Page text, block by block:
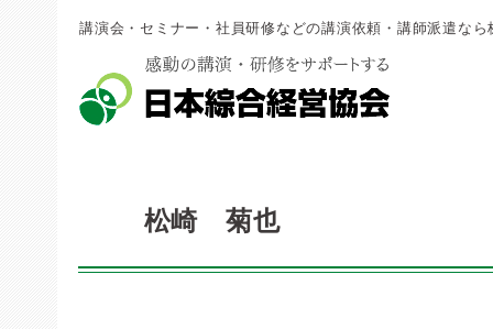
講演会・セミナー・社員研修などの講演依頼・講師派遣な
松崎 菊也